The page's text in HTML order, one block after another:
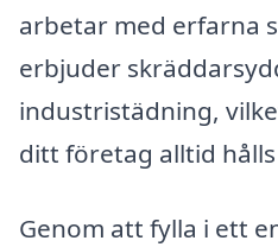
arbetar med erfarna
erbjuder
industristädning,
ditt företag alltid
Genom att fylla i ett